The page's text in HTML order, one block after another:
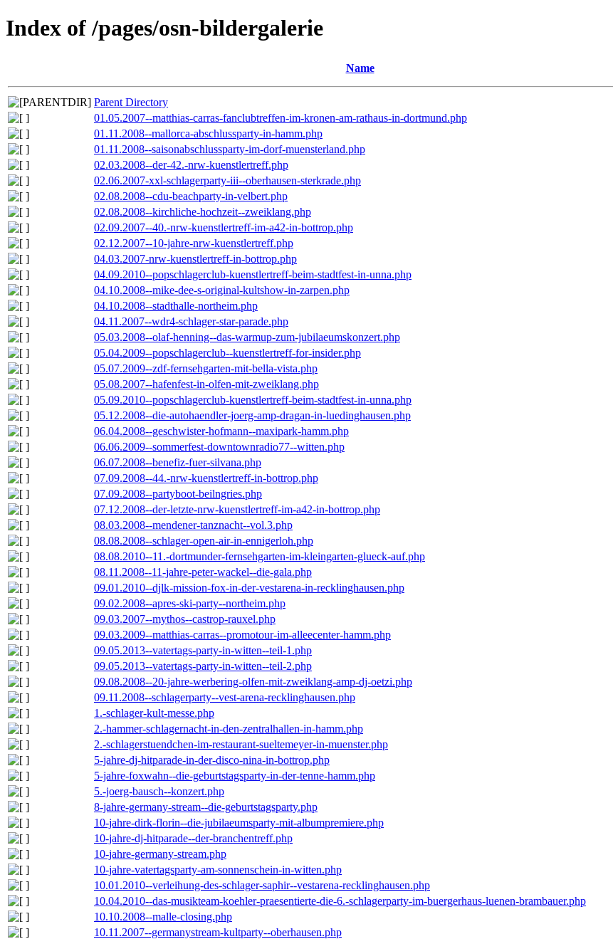
Index of /pages/osn-bildergalerie
Name
Parent Directory
01.05.2007--matthias-carras-fanclubtreffen-im-kronen-am-rathaus-in-dortmund.php
01.11.2008--mallorca-abschlussparty-in-hamm.php
01.11.2008--saisonabschlussparty-im-dorf-muensterland.php
02.03.2008--der-42.-nrw-kuenstlertreff.php
02.06.2007-xxl-schlagerparty-iii--oberhausen-sterkrade.php
02.08.2008--cdu-beachparty-in-velbert.php
02.08.2008--kirchliche-hochzeit--zweiklang.php
02.09.2007--40.-nrw-kuenstlertreff-im-a42-in-bottrop.php
02.12.2007--10-jahre-nrw-kuenstlertreff.php
04.03.2007-nrw-kuenstlertreff-in-bottrop.php
04.09.2010--popschlagerclub-kuenstlertreff-beim-stadtfest-in-unna.php
04.10.2008--mike-dee-s-original-kultshow-in-zarpen.php
04.10.2008--stadthalle-northeim.php
04.11.2007--wdr4-schlager-star-parade.php
05.03.2008--olaf-henning--das-warmup-zum-jubilaeumskonzert.php
05.04.2009--popschlagerclub--kuenstlertreff-for-insider.php
05.07.2009--zdf-fernsehgarten-mit-bella-vista.php
05.08.2007--hafenfest-in-olfen-mit-zweiklang.php
05.09.2010--popschlagerclub-kuenstlertreff-beim-stadtfest-in-unna.php
05.12.2008--die-autohaendler-joerg-amp-dragan-in-luedinghausen.php
06.04.2008--geschwister-hofmann--maxipark-hamm.php
06.06.2009--sommerfest-downtownradio77--witten.php
06.07.2008--benefiz-fuer-silvana.php
07.09.2008--44.-nrw-kuenstlertreff-in-bottrop.php
07.09.2008--partyboot-beilngries.php
07.12.2008--der-letzte-nrw-kuenstlertreff-im-a42-in-bottrop.php
08.03.2008--mendener-tanznacht--vol.3.php
08.08.2008--schlager-open-air-in-ennigerloh.php
08.08.2010--11.-dortmunder-fernsehgarten-im-kleingarten-glueck-auf.php
08.11.2008--11-jahre-peter-wackel--die-gala.php
09.01.2010--djlk-mission-fox-in-der-vestarena-in-recklinghausen.php
09.02.2008--apres-ski-party--northeim.php
09.03.2007--mythos--castrop-rauxel.php
09.03.2009--matthias-carras--promotour-im-alleecenter-hamm.php
09.05.2013--vatertags-party-in-witten--teil-1.php
09.05.2013--vatertags-party-in-witten--teil-2.php
09.08.2008--20-jahre-werbering-olfen-mit-zweiklang-amp-dj-oetzi.php
09.11.2008--schlagerparty--vest-arena-recklinghausen.php
1.-schlager-kult-messe.php
2.-hammer-schlagernacht-in-den-zentralhallen-in-hamm.php
2.-schlagerstuendchen-im-restaurant-sueltemeyer-in-muenster.php
5-jahre-dj-hitparade-in-der-disco-nina-in-bottrop.php
5-jahre-foxwahn--die-geburtstagsparty-in-der-tenne-hamm.php
5.-joerg-bausch--konzert.php
8-jahre-germany-stream--die-geburtstagsparty.php
10-jahre-dirk-florin--die-jubilaeumsparty-mit-albumpremiere.php
10-jahre-dj-hitparade--der-branchentreff.php
10-jahre-germany-stream.php
10-jahre-vatertagsparty-am-sonnenschein-in-witten.php
10.01.2010--verleihung-des-schlager-saphir--vestarena-recklinghausen.php
10.04.2010--das-musikteam-koehler-praesentierte-die-6.-schlagerparty-im-buergerhaus-luenen-brambauer.php
10.10.2008--malle-closing.php
10.11.2007--germanystream-kultparty--oberhausen.php